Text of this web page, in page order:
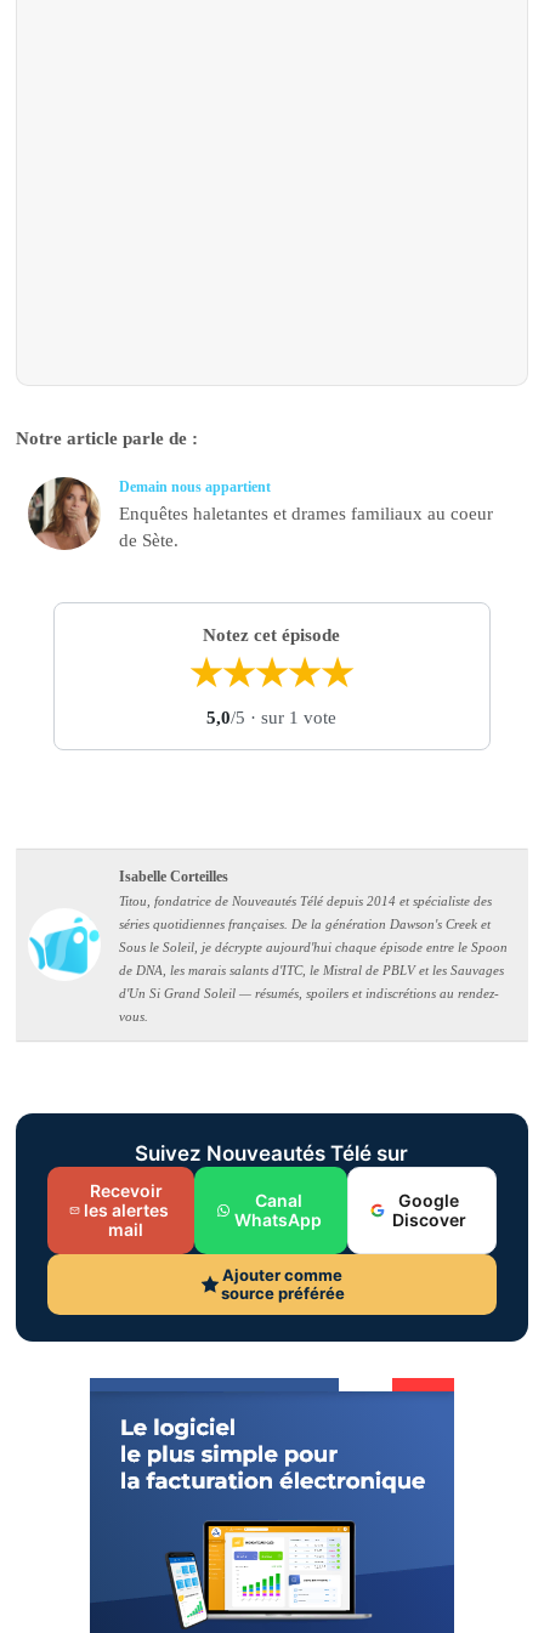
Notre article parle de :
Demain nous appartient
Enquêtes haletantes et drames familiaux au coeur
de Sète.
Notez cet épisode
★★★★★
5,0/5 · sur 1 vote
Isabelle Corteilles
Titou, fondatrice de Nouveautés Télé depuis 2014 et spécialiste des
séries quotidiennes françaises. De la génération Dawson's Creek et
Sous le Soleil, je décrypte aujourd'hui chaque épisode entre le Spoon
de DNA, les marais salants d'ITC, le Mistral de PBLV et les Sauvages
d'Un Si Grand Soleil — résumés, spoilers et indiscrétions au rendez-
vous.
Suivez Nouveautés Télé sur
Recevoir
les alertes
mail
Canal
WhatsApp
Google
Discover
Ajouter comme
source préférée